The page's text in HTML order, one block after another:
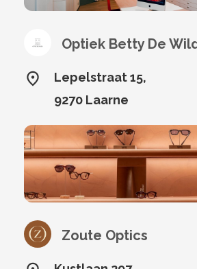
Optiek Betty De
Lepelstraat 15,
9270 Laarne
Zoute Optics